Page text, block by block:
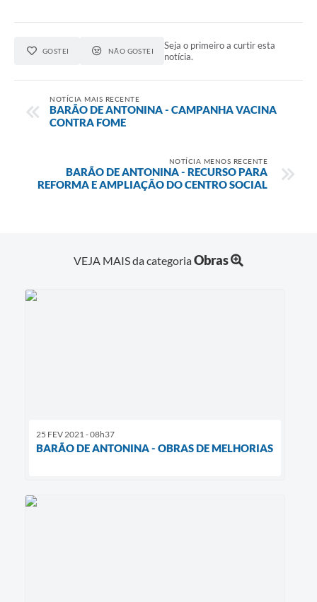
GOSTEI NÃO GOSTEI
Seja o primeiro a curtir esta
notícia.
NOTÍCIA MAIS RECENTE
BARÃO DE ANTONINA - CAMPANHA VACINA
CONTRA FOME
NOTÍCIA MENOS RECENTE
BARÃO DE ANTONINA - RECURSO PARA
REFORMA E AMPLIAÇÃO DO CENTRO SOCIAL
VEJA MAIS da categoriaObras
25 FEV 2021 - 08h37
BARÃO DE ANTONINA - OBRAS DE MELHORIAS